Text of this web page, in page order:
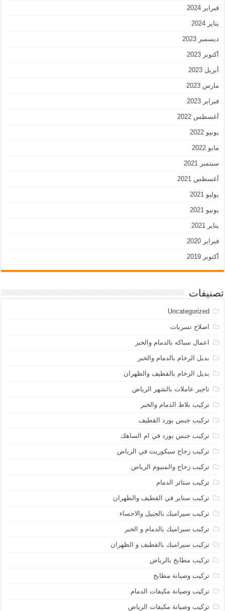
فبراير 2024
يناير 2024
ديسمبر 2023
أكتوبر 2023
أبريل 2023
مارس 2023
فبراير 2023
أغسطس 2022
يونيو 2022
مايو 2022
سبتمبر 2021
أغسطس 2021
يوليو 2021
يونيو 2021
يناير 2021
فبراير 2020
أكتوبر 2019
تصنيفات
Uncategorized
اصلاح تسربات
اعمال سباكه بالدمام والخبر
بديل الرخام بالدمام والخبر
بديل الرخام بالقطيف والظهران
تاجير عاملات بالشهر الرياض
تركيب بلاط الدمام والخبر
تركيب جبس بورد القطيف
تركيب جبس بورد في ام الساهك
تركيب زجاج سيكوريت في الرياض
تركيب زحاح والمنيوم الرياض
تركيب ستائر الدمام
تركيب ستاير في القطيف والظهران
تركيب سيراميك بالجبيل والاحساء
تركيب سيراميك بالدمام و الخبر
تركيب سيراميك بالقطيف و الظهران
تركيب مطابخ بالرياض
تركيب وصيانة مطابخ
تركيب وصيانة مكيفات الدمام
تركيب وصيانة مكيفات الرياض